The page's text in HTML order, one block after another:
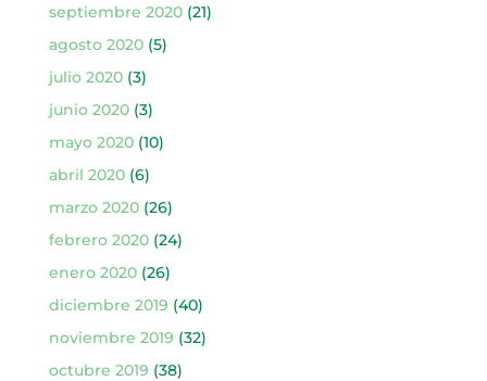
septiembre 2020(21)
agosto 2020(5)
julio 2020(3)
junio 2020(3)
mayo 2020(10)
abril 2020(6)
marzo 2020(26)
febrero 2020(24)
enero 2020(26)
diciembre 2019 (40)
noviembre 2019 (32)
octubre 2019 (38)